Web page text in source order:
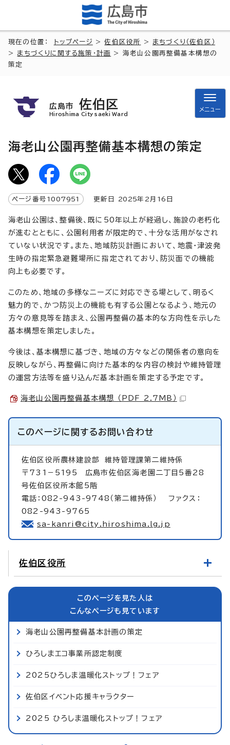
現在の位置： トップページ >佐伯区役所 > まちづくり（佐伯区）
> まちづくりに関する施策・計画
> 海老山公園再整備基本構想の
策定
広島市 佐伯区
Hiroshima City saeki Ward
メニュー
海老山公園再整備基本構想の策定
ページ番号 1007951 更新日 2025年2月 16 日
海老山公園は、整備後、既に50年以上が経過し、施設の老朽化
が進むとともに、公園利用者が限定的で、十分な活用がなされ
ていない状況です。また、地域防災計画において、地震・津波発
生時の指定緊急避難場所に指定されており、防災面での機能
向上も必要です。
このため、地域の多様なニーズに対応できる場として、明るく
魅力的で、かつ防災上の機能も有する公園となるよう、地元の
方々の意見等を踏まえ、公園再整備の基本的な方向性を示した
基本構想を策定しました。
今後は、基本構想に基づき、地域の方々などの関係者の意向を
反映しながら、再整備に向けた基本的な内容の検討や維持管理
の運営方法等を盛り込んだ基本計画を策定する予定です。
海老山公園再整備基本構想 （PDF 2.7MB）
このページに関するお問い合わせ
佐伯区役所農林建設部維持管理課第二維持係
〒731－5195 広島市佐伯区海老園二丁目5番28
号佐伯区役所本館5階
電話：082-943-9748（第二維持係） ファクス：
082-943-9765
sa-kanri@city.hiroshima.lg.jp
佐伯区役所
このページを見た人は
こんなページも見ています
海老山公園再整備基本計画の策定
ひろしまエコ事業所認定制度
2025ひろしま温暖化ストップ！フェア
佐伯区イベント応援キャラクター
2025 ひろしま温暖化ストップ！フェア